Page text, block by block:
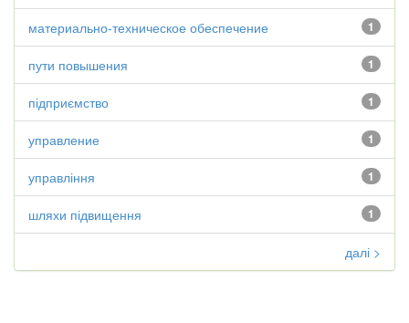
1
материально-техническое обеспечение
1
пути повышения
1
підприємство
1
управление
1
управління
1
шляхи підвищення
далі >